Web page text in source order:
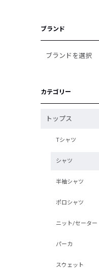
セール
ブランド
ブランドを選択
カテゴリー
トップス
Tシャツ
シャツ
半袖シャツ
ポロシャツ
ニット/セーター
パーカ
スウェット